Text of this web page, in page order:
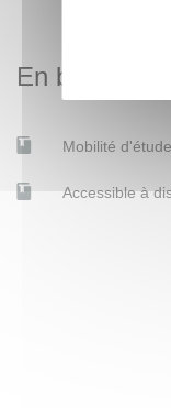
Michel
En bref
Mobilité
Accessible à